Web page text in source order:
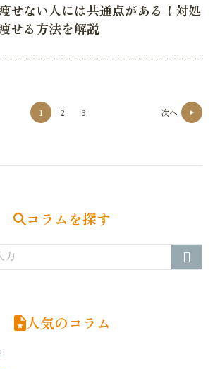
せない人には共通点がある！対処
せる方法を解説
1 2 3 次へ
コラムを探す
人気のコラム